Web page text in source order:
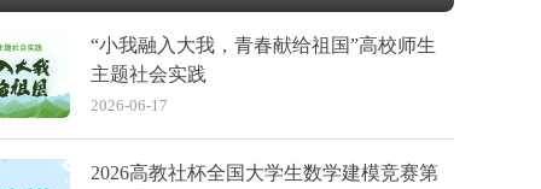
“小我融入大我，青春献给祖国”高校师生
主题社会实践
2026-06-17
2026高教社杯全国大学生数学建模竞赛第